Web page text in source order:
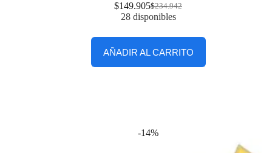
$234.942
$149.905
28 disponibles
AÑADIR AL CARRITO
-14%